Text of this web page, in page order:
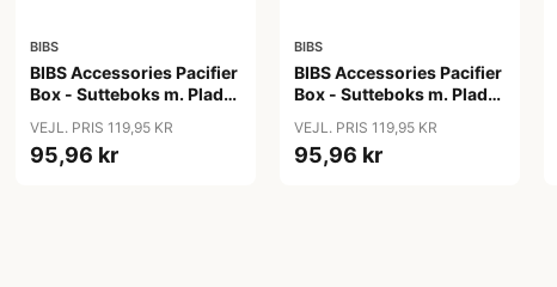
BIBS
BIBS Accessories Pacifier
Box - Sutteboks m. Plads
VEJL. PRIS 119,95 KR
95,96 kr
BIBS
BIBS Accessories Pacifier
Box - Sutteboks m. Plads
VEJL. PRIS 119,95 KR
95,96 kr